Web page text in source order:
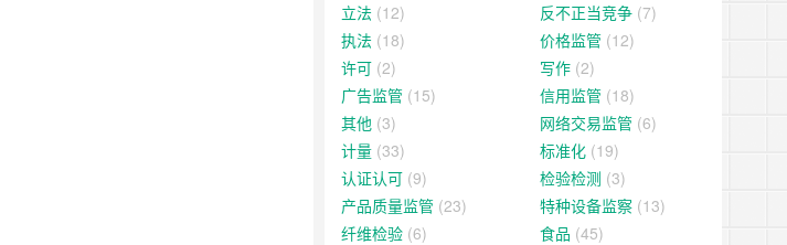
立法 (12) 反不正当竞争 (7)
执法 (18) 价格监管 (12)
许可 (2) 写作 (2)
广告监管 (15) 信用监管 (18)
其他 (3) 网络交易监管 (6)
计量 (33) 标准化 (19)
认证认可 (9) 检验检测 (3)
产品质量监管 (23) 特种设备监察 (13)
纤维检验 (6) 食品 (45)